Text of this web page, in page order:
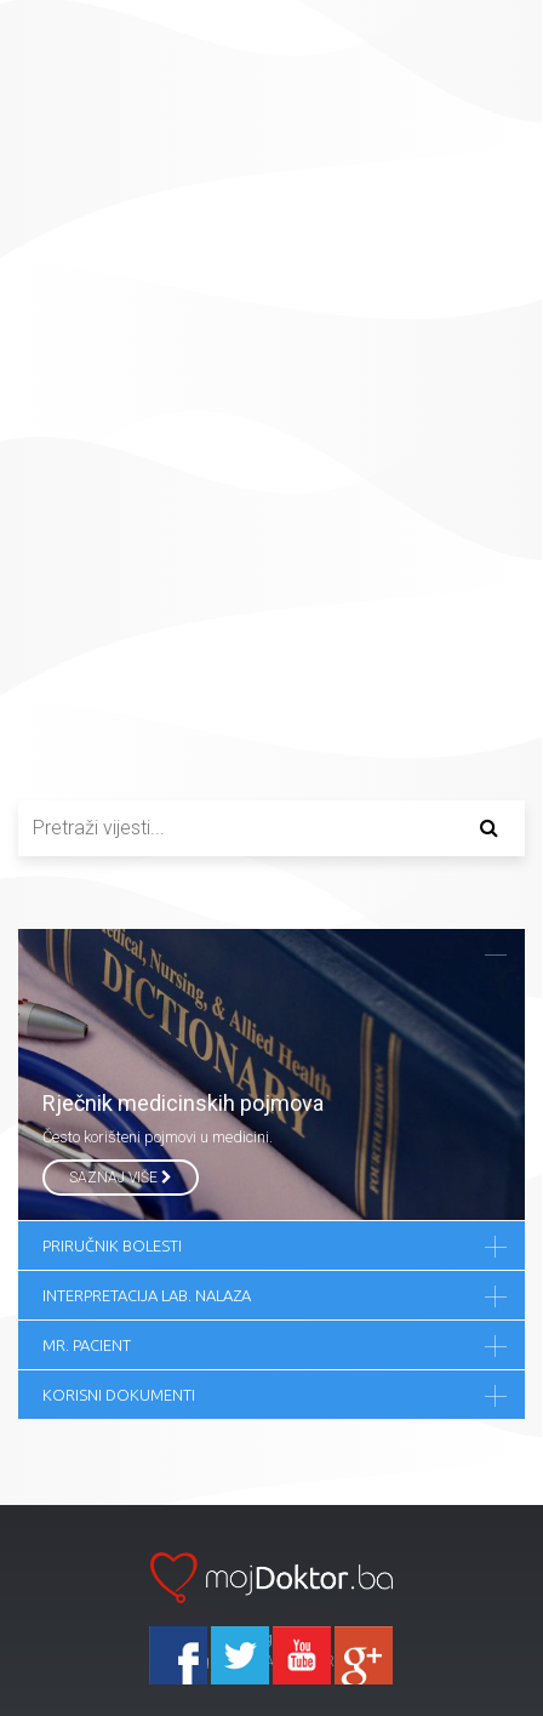
Rječnik medicinskih pojmova
Često korišteni pojmovi u medicini.
SAZNAJ VIŠE
PRIRUČNIK BOLESTI
INTERPRETACIJA LAB. NALAZA
MR. PACIENT
KORISNI DOKUMENTI
Ka-Agencija
Copyright 2026 All Right Reserved